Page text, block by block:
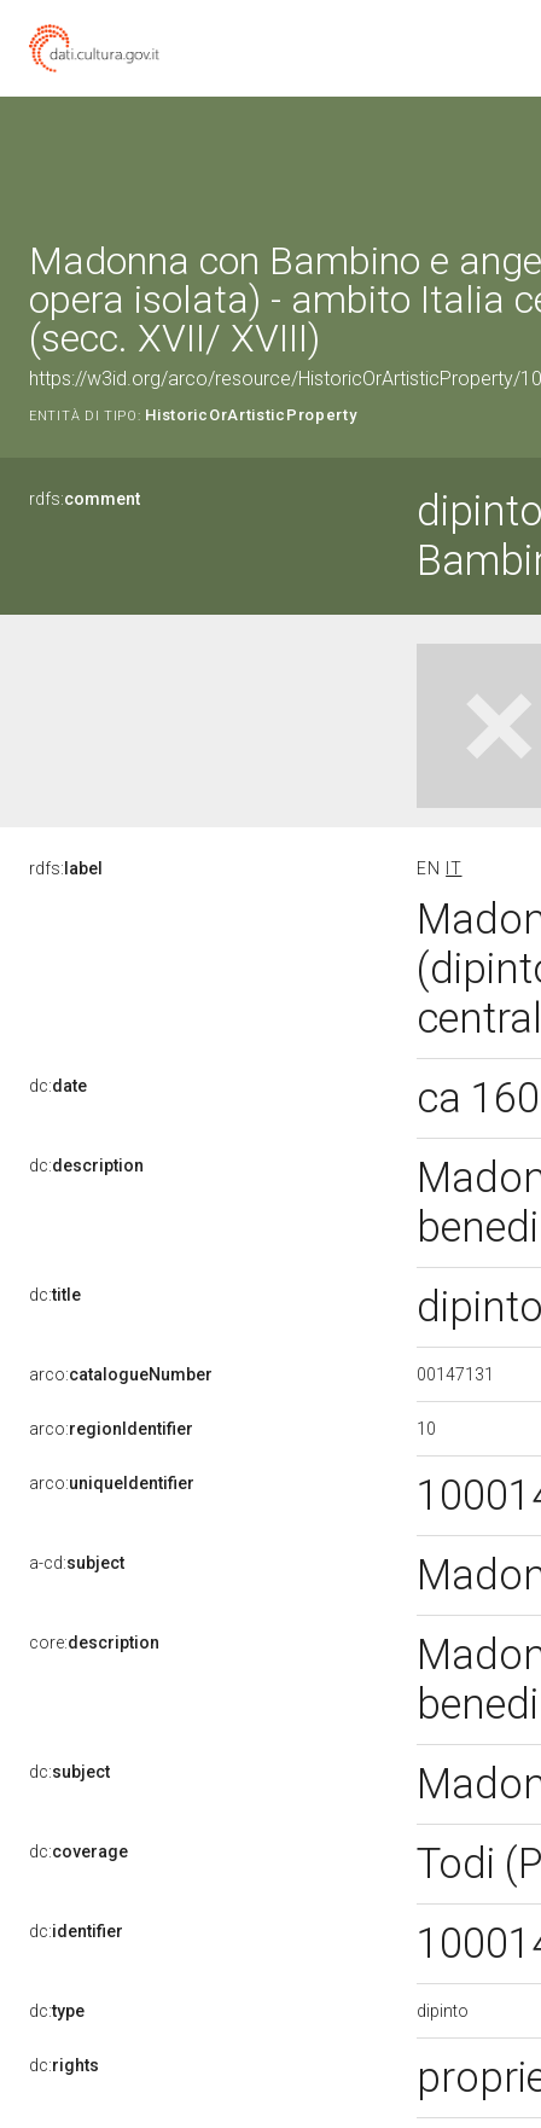
Madonna con Bambino e
opera isolata) - ambito Italia
(secc. XVII/ XVIII)
https://w3id.org/arco/resource/HistoricOrArtisticProperty/
ENTITÀ DI TIPO: HistoricOrArtisticProperty
rdfs:comment
rdfs: label EN IT
dc:date ca
dc:description
dc:title
arco:catalogueNumber 00147131
arco:regionIdentifier 10
arco:uniqueIdentifier
a-cd:subject
core:description
dc:subject
dc:coverage Todi
dc:identifier
dc:type dipinto
dc:rights